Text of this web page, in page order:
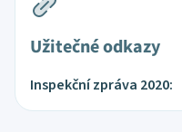
Užitečné odkazy
Inspekční zpráva 2020: